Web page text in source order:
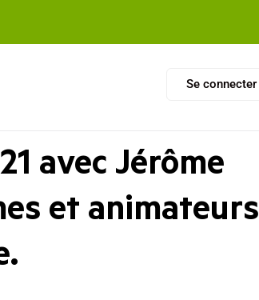
Se connecter
avec Jérôme
et animateurs